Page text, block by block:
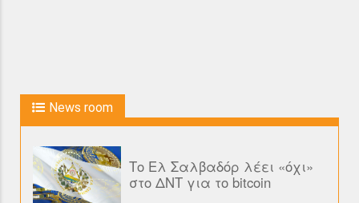
News room
Το Ελ Σαλβαδόρ λέει «όχι»
στο ΔΝΤ για το bitcoin